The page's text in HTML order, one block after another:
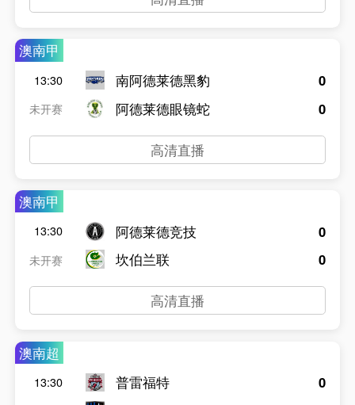
澳南甲
13:30
未开赛
南阿德莱德黑豹
阿德莱德眼镜蛇
0
0
高清直播
澳南甲
13:30
未开赛
阿德莱德竞技
坎伯兰联
0
0
高清直播
澳南超
13:30
普雷福特
0